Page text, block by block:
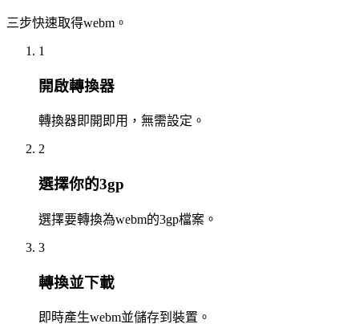
三步快速取得webm。
1
開啟轉換器
轉換器即開即用，無需設定。
2
選擇你的3gp
選擇要轉換為webm的3gp檔案。
3
轉換並下載
即時產生webm並儲存到裝置。